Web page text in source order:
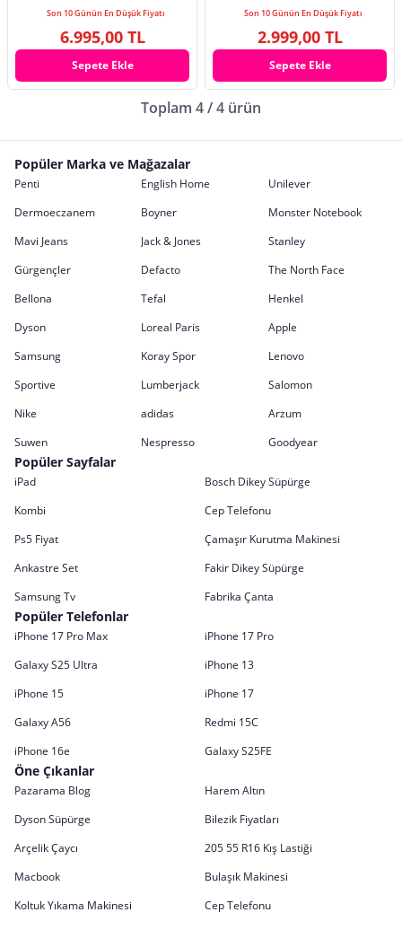
Son 10 Günün En Düşük Fiyatı
6.995,00 TL
Sepete Ekle
Son 10 Günün En Düşük Fiyatı
2.999,00 TL
Sepete Ekle
Toplam 4 / 4 ürün
Popüler Marka ve Mağazalar
Penti English Home
Unilever
Dermoeczanem
Boyner
Monster Notebook
Mavi Jeans
Jack & Jones
Stanley
Gürgençler
Defacto
The North Face
Bellona
Tefal
Henkel
Dyson
Loreal Paris
Apple
Samsung
Koray Spor
Lenovo
Sportive
Lumberjack
Salomon
Nike
adidas
Arzum
Suwen
Nespresso Goodyear
Popüler Sayfalar
iPad
Bosch Dikey Süpürge
Kombi
Cep Telefonu
Ps5 Fiyat
Çamaşır Kurutma Makinesi
Ankastre Set
Fakir Dikey Süpürge
Samsung Tv
Fabrika Çanta
Popüler Telefonlar
iPhone 17 Pro Max
iPhone 17 Pro
Galaxy S25 Ultra
iPhone 13
iPhone 15
iPhone 17
Galaxy A56
Redmi 15C
iPhone 16e
Galaxy S25FE
Öne Çıkanlar
Pazarama Blog
Harem Altın
Dyson Süpürge
Bilezik Fiyatları
Arçelik Çaycı
205 55 R16 Kış Lastiği
Macbook
Bulaşık Makinesi
Koltuk Yıkama Makinesi
Cep Telefonu